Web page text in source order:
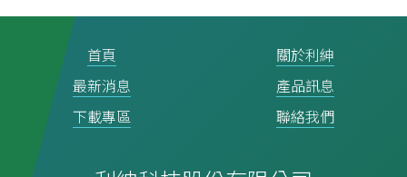
首頁
關於利紳
最新消息
產品訊息
下載專區
聯絡我們